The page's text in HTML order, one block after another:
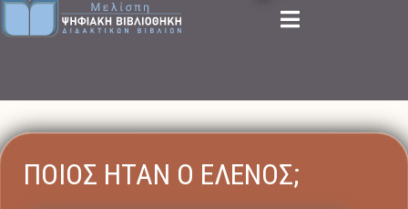
ΠΟΙΟΣ ΗΤΑΝ Ο ΕΛΕΝΟΣ;